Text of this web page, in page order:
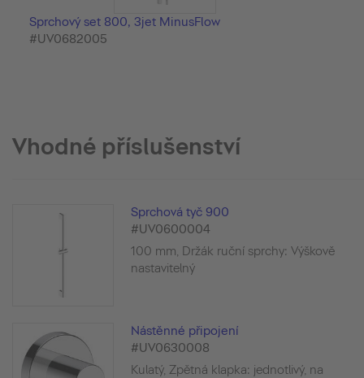
Sprchový set 800, 3jet MinusFlow
#UV0682005
Vhodné příslušenství
Sprchová tyč 900
#UV0600004
100 mm, Držák ruční sprchy: Výškově
nastavitelný
Nástěnné připojení
#UV0630008
Kulatý, Zpětná klapka: jednotlivý, na